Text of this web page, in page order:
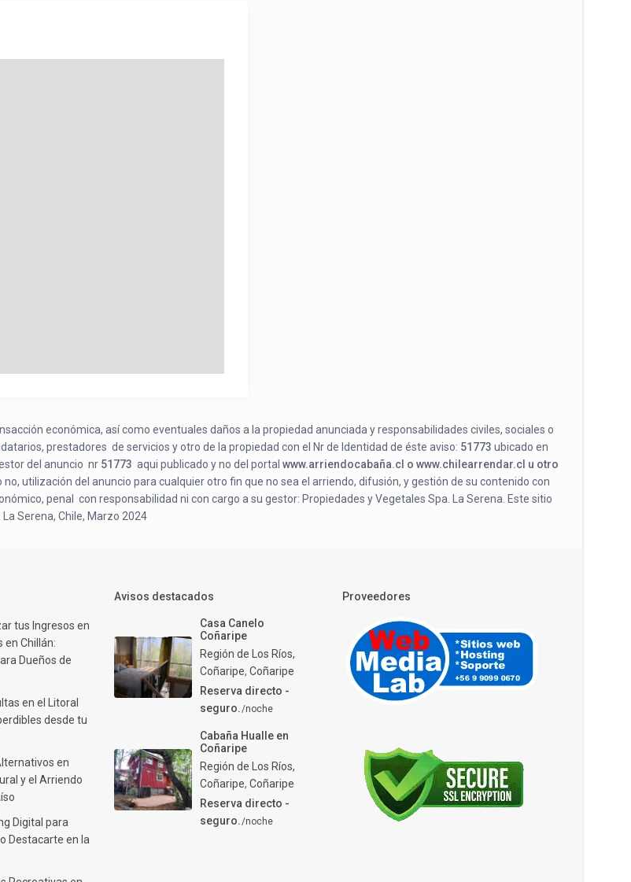
económica, así como eventuales daños a la propiedad anunciada y responsabilidades civiles, sociales o
prestadores de servicios y otro de la propiedad con el Nr de Identidad de éste aviso: 51773 ubicado en
del anuncio nr 51773 aqui publicado y no del portal www.arriendocabaña.cl o www.chilearrendar.cl u otro
no, utilización del anuncio para cualquier otro fin que no sea el arriendo, difusión, y gestión de su contenido con
penal con responsabilidad ni con cargo a su gestor: Propiedades y Vegetales Spa. La Serena. Este sitio
Serena, Chile, Marzo 2024
tus Ingresos en
en Chillán:
Dueños de
en el Litoral
desde tu
en
y el Arriendo
Digital para
Destacarte en la
Avisos destacados
Casa Canelo
Coñaripe
Región de Los Ríos,
Coñaripe,Coñaripe
Reserva directo -
seguro./noche
Cabaña Hualle en
Coñaripe
Región de Los Ríos,
Coñaripe,Coñaripe
Reserva directo -
seguro./noche
Proveedores